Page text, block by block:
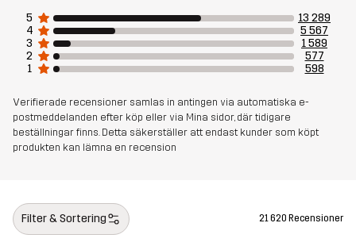
5
13 289
4
5 567
3
1 589
2
577
1
598
Verifierade recensioner samlas in antingen via automatiska e-
postmeddelanden efter köp eller via Mina sidor, där tidigare
beställningar finns. Detta säkerställer att endast kunder som köpt
produkten kan lämna en recension
Filter & Sortering 21 620 Recensioner